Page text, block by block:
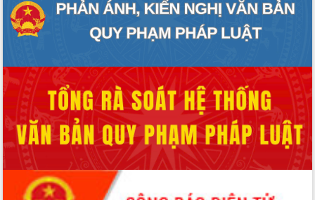
phá cơ chế - Hợp tác công tư
Đề án 06 tạo bước ngoặt đột phá trong
cải cách hành chính tỉnh Đắk Lắk
để phát triển du lịch Đắk Lắk
Khởi động Dự án Đầu tư xây dựng hạ
tầng kỹ thuật Cụm công nghiệp Tân
Tiến
Gặp mặt các cơ quan báo chí nhân Kỷ
niệm 101 năm Ngày Báo chí Cách
mạng Việt Nam
Đắk Lắk sơ kết 4 năm triển khai thực
hiện Đề án 06 của Chính phủ